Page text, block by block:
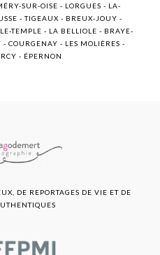
SUR-OISE - LORGUES - LA-
- TIGEAUX - BREUX-JOUY -
TEMPLE - LA BELLIOLE - BRAYE-
COURGENAY - LES MOLIÈRES -
- ÉPERNON
DE REPORTAGES DE VIE ET DE